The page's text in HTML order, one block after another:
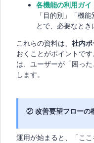
各機能の利用ガイ
「目的別」「機
とで、必要なとき
これらの資料は、 社内
おくことがポイントで
は、ユーザーが「困っ
します。
② 改善要望フローの
運用が始まると、「こ